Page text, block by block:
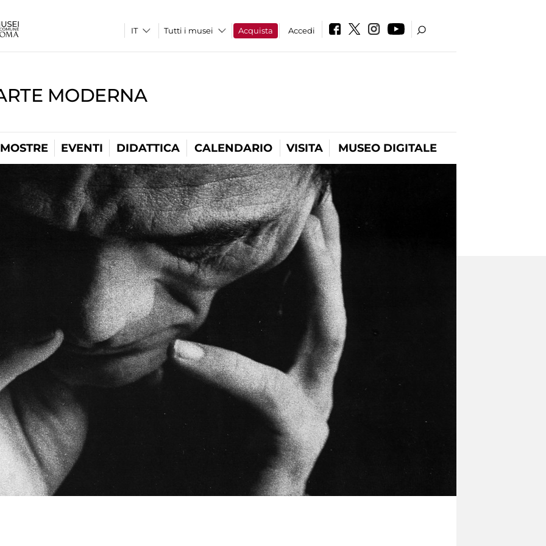
Tutti i musei Acquista Accedi
MODERNA
MOSTRE EVENTI DIDATTICA CALENDARIO VISITA MUSEO DIGITALE